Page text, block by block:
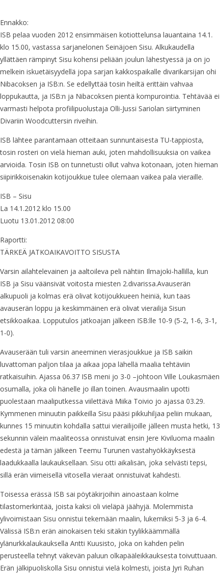
Ennakko:
ISB pelaa vuoden 2012 ensimmäisen kotiottelunsa lauantaina 14.1.
klo 15.00, vastassa sarjanelonen Seinäjoen Sisu. Alkukaudella
yllättäen rämpinyt Sisu kohensi peliään joulun lähestyessä ja on jo
melkein iskuetäisyydellä jopa sarjan kakkospaikalle divarikarsijan ohi
Nibacoksen ja ISB:n. Se edellyttää tosin heiltä erittäin vahvaa
loppukautta, ja ISB:n ja Nibacoksen pientä kompurointia. Tehtävää ei
varmasti helpota profiilipuolustaja Olli-Jussi Sariolan siirtyminen
Divariin Woodcuttersin riveihin.
ISB lähtee parantamaan otteitaan sunnuntaisesta TU-tappiosta,
tosin rosteri on vielä hieman auki, joten mahdollisuuksia on vaikea
arvioida. Tosin ISB on tunnetusti ollut vahva kotonaan, joten hieman
siipirikkoisenakin kotijoukkue tulee olemaan vaikea pala vieraille.
ISB – Sisu
La 14.1.2012 klo 15.00
Luotu 13.01.2012 08:00
Raportti:
TÄRKEÄ JATKOAIKAVOITTO SISUSTA
Varsin ailahtelevainen ja aaltoileva peli nähtiin Ilmajoki-hallilla, kun
ISB ja Sisu väänsivät voitosta miesten 2.divarissa.Avauserän
alkupuoli ja kolmas erä olivat kotijoukkueen heiniä, kun taas
avauserän loppu ja keskimmäinen erä olivat vierailija Sisun
etsikkoaikaa. Lopputulos jatkoajan jälkeen ISB:lle 10-9 (5-2, 1-6, 3-1,
1-0).
Avauserään tuli varsin aneeminen vierasjoukkue ja ISB saikin
luvattoman paljon tilaa ja aikaa jopa lähellä maalia tehtäviin
ratkaisuihin. Ajassa 06.37 ISB meni jo 3-0 –johtoon Ville Loukasmäen
osumalla, joka oli hänelle jo illan toinen. Avausmaalin upotti
puolestaan maaliputkessa viilettävä Miika Toivio jo ajassa 03.29.
Kymmenen minuutin paikkeilla Sisu pääsi pikkuhiljaa peliin mukaan,
kunnes 15 minuutin kohdalla sattui vierailijoille jälleen musta hetki, 13
sekunnin välein maaliteossa onnistuivat ensin Jere Kiviluoma maalin
edestä ja tämän jälkeen Teemu Turunen vastahyökkäyksestä
laadukkaalla laukauksellaan. Sisu otti aikalisän, joka selvästi tepsi,
sillä erän viimeisellä vitosella vieraat onnistuivat kahdesti.
Toisessa erässä ISB sai pöytäkirjoihin ainoastaan kolme
tilastomerkintää, joista kaksi oli vieläpä jäähyjä. Molemmista
ylivoimistaan Sisu onnistui tekemään maalin, lukemiksi 5-3 ja 6-4.
Välissä ISB:n erän ainokaisen teki sitäkin tyylikkäämmällä
ylänurkkalaukauksella Antti Kuusisto, joka on kahden pelin
perusteella tehnyt väkevän paluun olkapääleikkauksesta toivuttuaan.
Erän jälkipuoliskolla Sisu onnistui vielä kolmesti, joista Jyri Ruhan